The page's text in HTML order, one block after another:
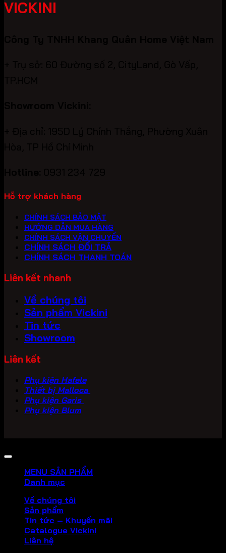
VICKINI
Hỗ trợ khách hàng
CHÍNH SÁCH BẢO MẬT
HƯỚNG DẪN MUA HÀNG
CHÍNH SÁCH VẬN CHUYỂN
CHÍNH SÁCH ĐỔI TRẢ
CHÍNH SÁCH THANH TOÁN
Liên kết nhanh
Về chúng tôi
Sản phẩm Vickini
Tin tức
Showroom
Liên kết
Phụ kiện Hafele
Thiết bị Malloca
Phụ kiện Garis
Phụ kiện Blum
MENU SẢN PHẨM
Danh mục
Về chúng tôi
Sản phẩm
Tin tức – Khuyến mãi
Catalogue Vickini
Liên hệ